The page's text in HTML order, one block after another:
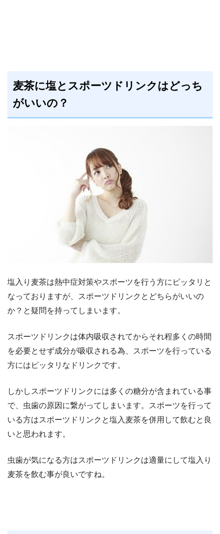
麦茶に塩とスポーツドリンクはどっち
がいいの？
塩入り麦茶は熱中症対策やスポーツを行う方にピッタリと
なっておりますが、スポーツドリンクとどちらがいいの
か？と疑問を持ってしまいます。
スポーツドリンクは体内吸収されてからそれ程多くの時間
を必要とせず成分が吸収される為、スポーツを行っている
方にはピッタリなドリンクです。
しかしスポーツドリンクには多くの糖分が含まれている事
で、虫歯の原因に繋がってしまいます。スポーツを行って
いる方はスポーツドリンクと塩入麦茶を併用して飲むと良
いと思われます。
虫歯が気になる方はスポーツドリンクは適量にして塩入り
麦茶を飲む事が良いですね。